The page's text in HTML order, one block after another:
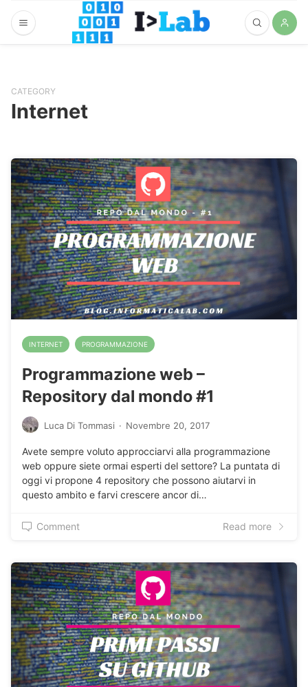
CATEGORY
Internet
INTERNET PROGRAMMAZIONE
Programmazione web –
Repository dal mondo #1
Luca Di Tommasi · Novembre 20, 2017
Avete sempre voluto approcciarvi alla programmazione
web oppure siete ormai esperti del settore? La puntata di
oggi vi propone 4 repository che possono aiutarvi in
questo ambito e farvi crescere ancor di…
Comment Read more